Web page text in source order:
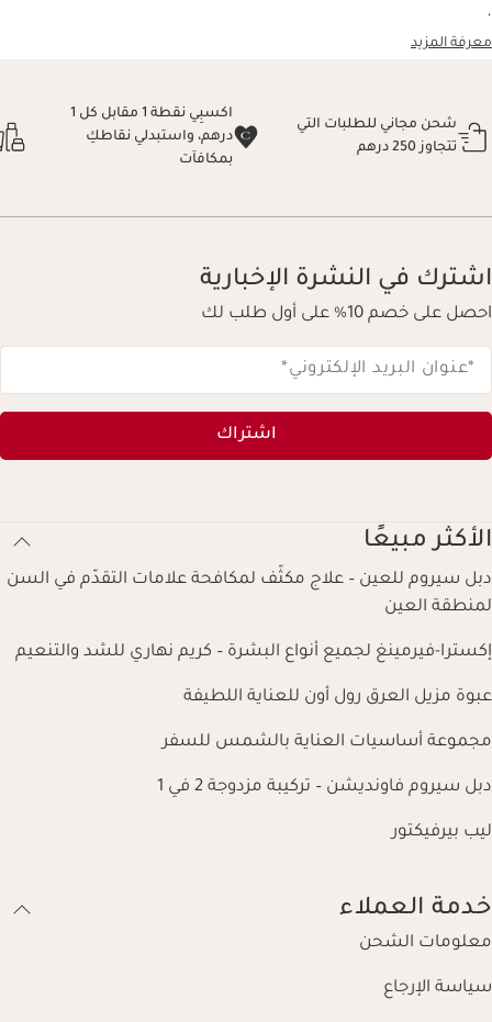
.
معرفة المزيد
شحن مجاني للطلبات التي
تتجاوز 250 درهم
اكسبِي نقطة 1 مقابل كل 1
درهم، واستبدلي نقاطكِ
بمكافآت
اشترك في النشرة الإخبارية
احصل على خصم 10% على أول طلب لك
*عنوان البريد الإلكتروني*
اشتراك
الأكثر مبيعًا
دبل سيروم للعين – علاج مكثّف لمكافحة علامات التقدّم في السن
لمنطقة العين
إكسترا-فيرمينغ لجميع أنواع البشرة – كريم نهاري للشد والتنعيم
عبوة مزيل العرق رول أون للعناية اللطيفة
مجموعة أساسيات العناية بالشمس للسفر
دبل سيروم فاونديشن – تركيبة مزدوجة 2 في 1
ليب بيرفيكتور
خدمة العملاء
معلومات الشحن
سياسة الإرجاع